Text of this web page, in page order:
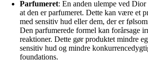
Parfumeret: En anden ulempe ved
at den er parfumeret. Dette kan være et
med sensitiv hud eller dem, der er
Den parfumerede formel kan forårsage
reaktioner. Dette gør produktet mindre
sensitiv hud og mindre
foundations.